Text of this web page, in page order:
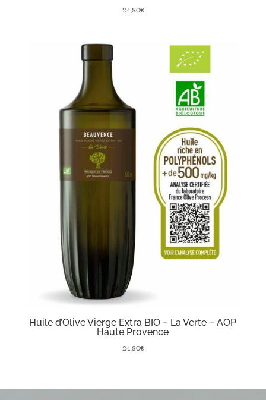
24,80€
Huile d’Olive Vierge Extra BIO – La Verte – AOP
Haute Provence
24,80€